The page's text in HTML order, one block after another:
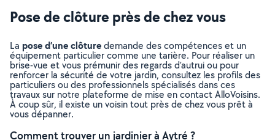
Pose de clôture près de chez vous
La pose d’une clôturedemande des compétences et un
équipement particulier comme une tarière. Pour réaliser un
brise-vue et vous prémunir des regards d’autrui ou pour
renforcer la sécurité de votre jardin, consultez les profils des
particuliers ou des professionnels spécialisés dans ces
travaux sur notre plateforme de mise en contact AlloVoisins.
À coup sûr, il existe un voisin tout près de chez vous prêt à
vous dépanner.
Comment trouver un jardinier à Aytré ?